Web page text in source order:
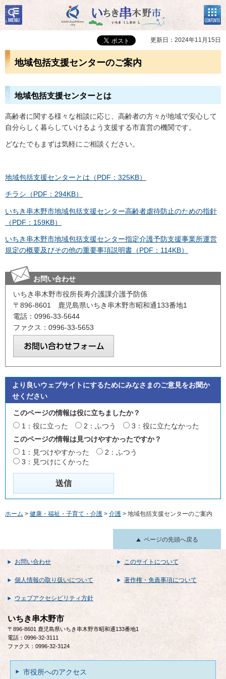
いちき串木野市
検
索・
共通
コン
テン
ツメ
ニュ
更新日：2024年11月15日
地域包括支援センターのご案内
地域包括支援センターとは
高齢者に関する様々な相談に応じ、高齢者の方々が地域で安心して
自分らしく暮らしていけるよう支援する市直営の機関です。
どなたでもまずは気軽にご相談ください。
地域包括支援センターとは（PDF：325KB）
チラシ（PDF：294KB）
いちき串木野市地域包括支援センター高齢者虐待防止のための指針
（PDF：159KB）
いちき串木野市地域包括支援センター指定介護予防支援事業所運営
規定の概要及びその他の重要事項説明書（PDF：114KB）
お問い合わせ
いちき串木野市役所長寿介護課介護予防係
〒896-8601 鹿児島県いちき串木野市昭和通133番地1
電話：0996-33-5644
ファクス：0996-33-5653
より良いウェブサイトにするためにみなさまのご意見をお聞か
せください
このページの情報は役に立ちましたか？
1：役に立った
2：ふつう
3：役に立たなかった
このページの情報は見つけやすかったですか？
1：見つけやすかった
2：ふつう
3：見つけにくかった
ホーム > 健康・福祉・子育て・介護 > 介護 > 地域包括支援センターのご案内
ページの先頭へ戻る
お問い合わせ このサイトについて
個人情報の取り扱いについて 著作権・免責事項について
ウェブアクセシビリティ方針
いちき串木野市
〒896-8601 鹿児島県いちき串木野市昭和通133番地1
電話：0996-32-3111
ファクス：0996-32-3124
市役所へのアクセス